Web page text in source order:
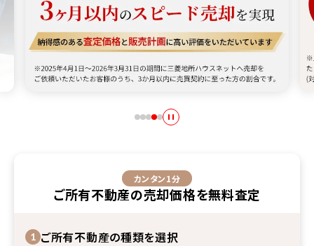
カンタン1分
ご所有不動産の売却価格を無料査定
1 ご所有不動産の種類を選択